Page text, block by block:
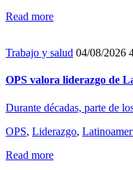
Read more
Trabajo y salud 04/08/2026
OPS valora liderazgo de
Durante décadas, parte de
OPS, Liderazgo,
Read more